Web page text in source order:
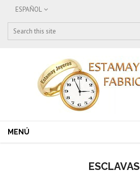
ESPAÑOL
MENÚ
ESCLAVAS